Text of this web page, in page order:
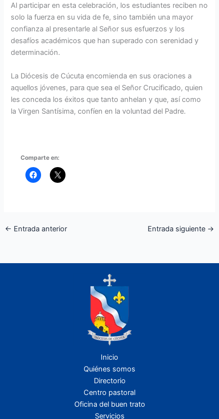
Al participar en esta celebración, los estudiantes reciben no
solo la fuerza en su vida de fe, sino también una mayor
confianza al presentarle al Señor sus esfuerzos y los
desafíos académicos que han superado con serenidad y
determinación.
La Diócesis de Cúcuta encomienda en sus oraciones a
aquellos jóvenes, para que sea el Señor Crucificado, quien
les conceda los éxitos que tanto anhelan y que, así como
la Virgen Santísima, confíen en la voluntad del Padre.
Comparte en:
← Entrada anterior Entrada siguiente →
Inicio
Quiénes somos
Directorio
Centro pastoral
Oficina del buen trato
Servicios